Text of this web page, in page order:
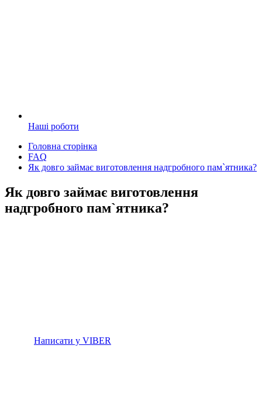
Наші роботи
Головна сторінка
FAQ
Як довго займає виготовлення надгробного пам`ятника?
Як довго займає виготовлення
надгробного пам`ятника?
Написати у VIBER